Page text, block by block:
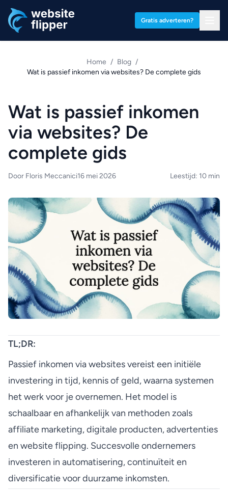
Gratis adverteren?
Home / Blog /
Wat is passief inkomen via websites? De complete gids
Wat is passief inkomen
via websites? De
complete gids
Door Floris Meccanici16 mei 2026 Leestijd: 10 min
TL;DR:
Passief inkomen via websites vereist een initiële
investering in tijd, kennis of geld, waarna systemen
het werk voor je overnemen. Het model is
schaalbaar en afhankelijk van methoden zoals
affiliate marketing, digitale producten, advertenties
en website flipping. Succesvolle ondernemers
investeren in automatisering, continuïteit en
diversificatie voor duurzame inkomsten.